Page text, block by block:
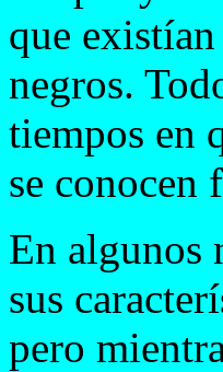
que
negros.
tiempos en
se conocen
En algunos
sus
pero